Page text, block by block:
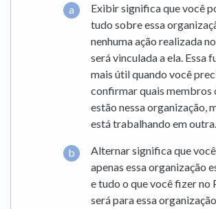
Exibir significa que você
tudo sobre essa
nenhuma ação realizada
será vinculada a ela. Essa
mais útil quando você
confirmar quais membros
estão nessa organização,
está trabalhando em outra.
Alternar significa que
apenas essa organização
e tudo o que você fizer no
será para essa